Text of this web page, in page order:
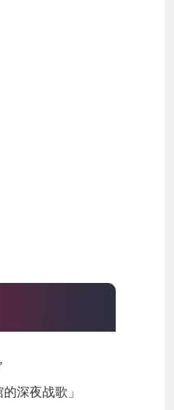
深夜战歌」